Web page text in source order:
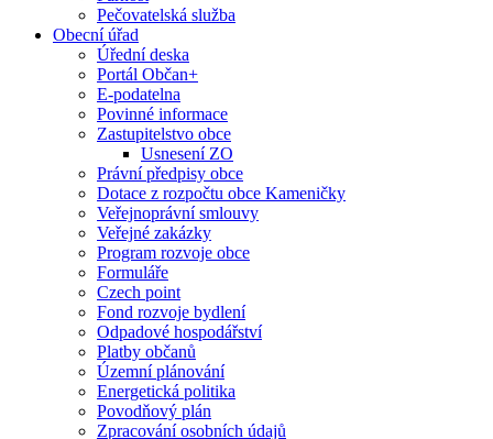
Pečovatelská služba
Obecní úřad
Úřední deska
Portál Občan+
E-podatelna
Povinné informace
Zastupitelstvo obce
Usnesení ZO
Právní předpisy obce
Dotace z rozpočtu obce Kameničky
Veřejnoprávní smlouvy
Veřejné zakázky
Program rozvoje obce
Formuláře
Czech point
Fond rozvoje bydlení
Odpadové hospodářství
Platby občanů
Územní plánování
Energetická politika
Povodňový plán
Zpracování osobních údajů